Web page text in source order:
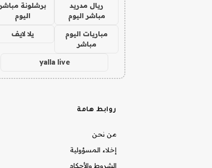
ريال مدريد
مباشر اليوم
برشلونة مباشر
اليوم
مباريات اليوم
مباشر
يلا لايف
yalla live
روابط هامة
من نحن
إخلاء المسؤولية
الشروط والأحكام